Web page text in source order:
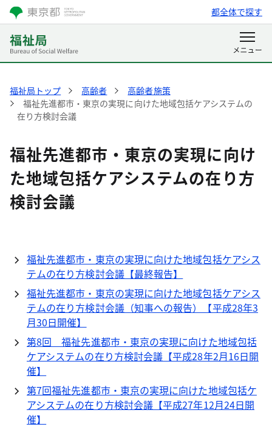
都全体で探す
福祉局トップ 高齢者
高齢者施策
福祉先進都市・東京の実現に向けた地域包括ケアシステムの
在り方検討会議
福祉先進都市・東京の実現に向け
た地域包括ケアシステムの在り方
検討会議
福祉先進都市・東京の実現に向けた地域包括ケアシス
テムの在り方検討会議【最終報告】
福祉先進都市・東京の実現に向けた地域包括ケアシス
テムの在り方検討会議（知事への報告）【平成28年3
月30日開催】
第8回 福祉先進都市・東京の実現に向けた地域包括
ケアシステムの在り方検討会議【平成28年2月16日開
催】
第7回福祉先進都市・東京の実現に向けた地域包括ケ
アシステムの在り方検討会議【平成27年12月24日開
催】